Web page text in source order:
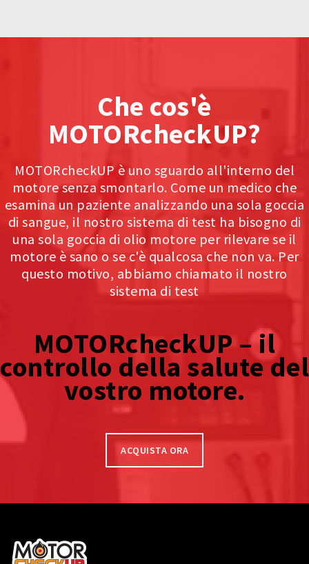
Che cos'è
MOTORcheckUP?
MOTORcheckUP è uno sguardo all'interno del
motore senza smontarlo. Come un medico che
esamina un paziente analizzando una sola goccia
di sangue, il nostro sistema di test ha bisogno di
una sola goccia di olio motore per rilevare se il
motore è sano o se c'è qualcosa che non va. Per
questo motivo, abbiamo chiamato il nostro
sistema di test
MOTORcheckUP – il
controllo della salute del
vostro motore.
ACQUISTA ORA